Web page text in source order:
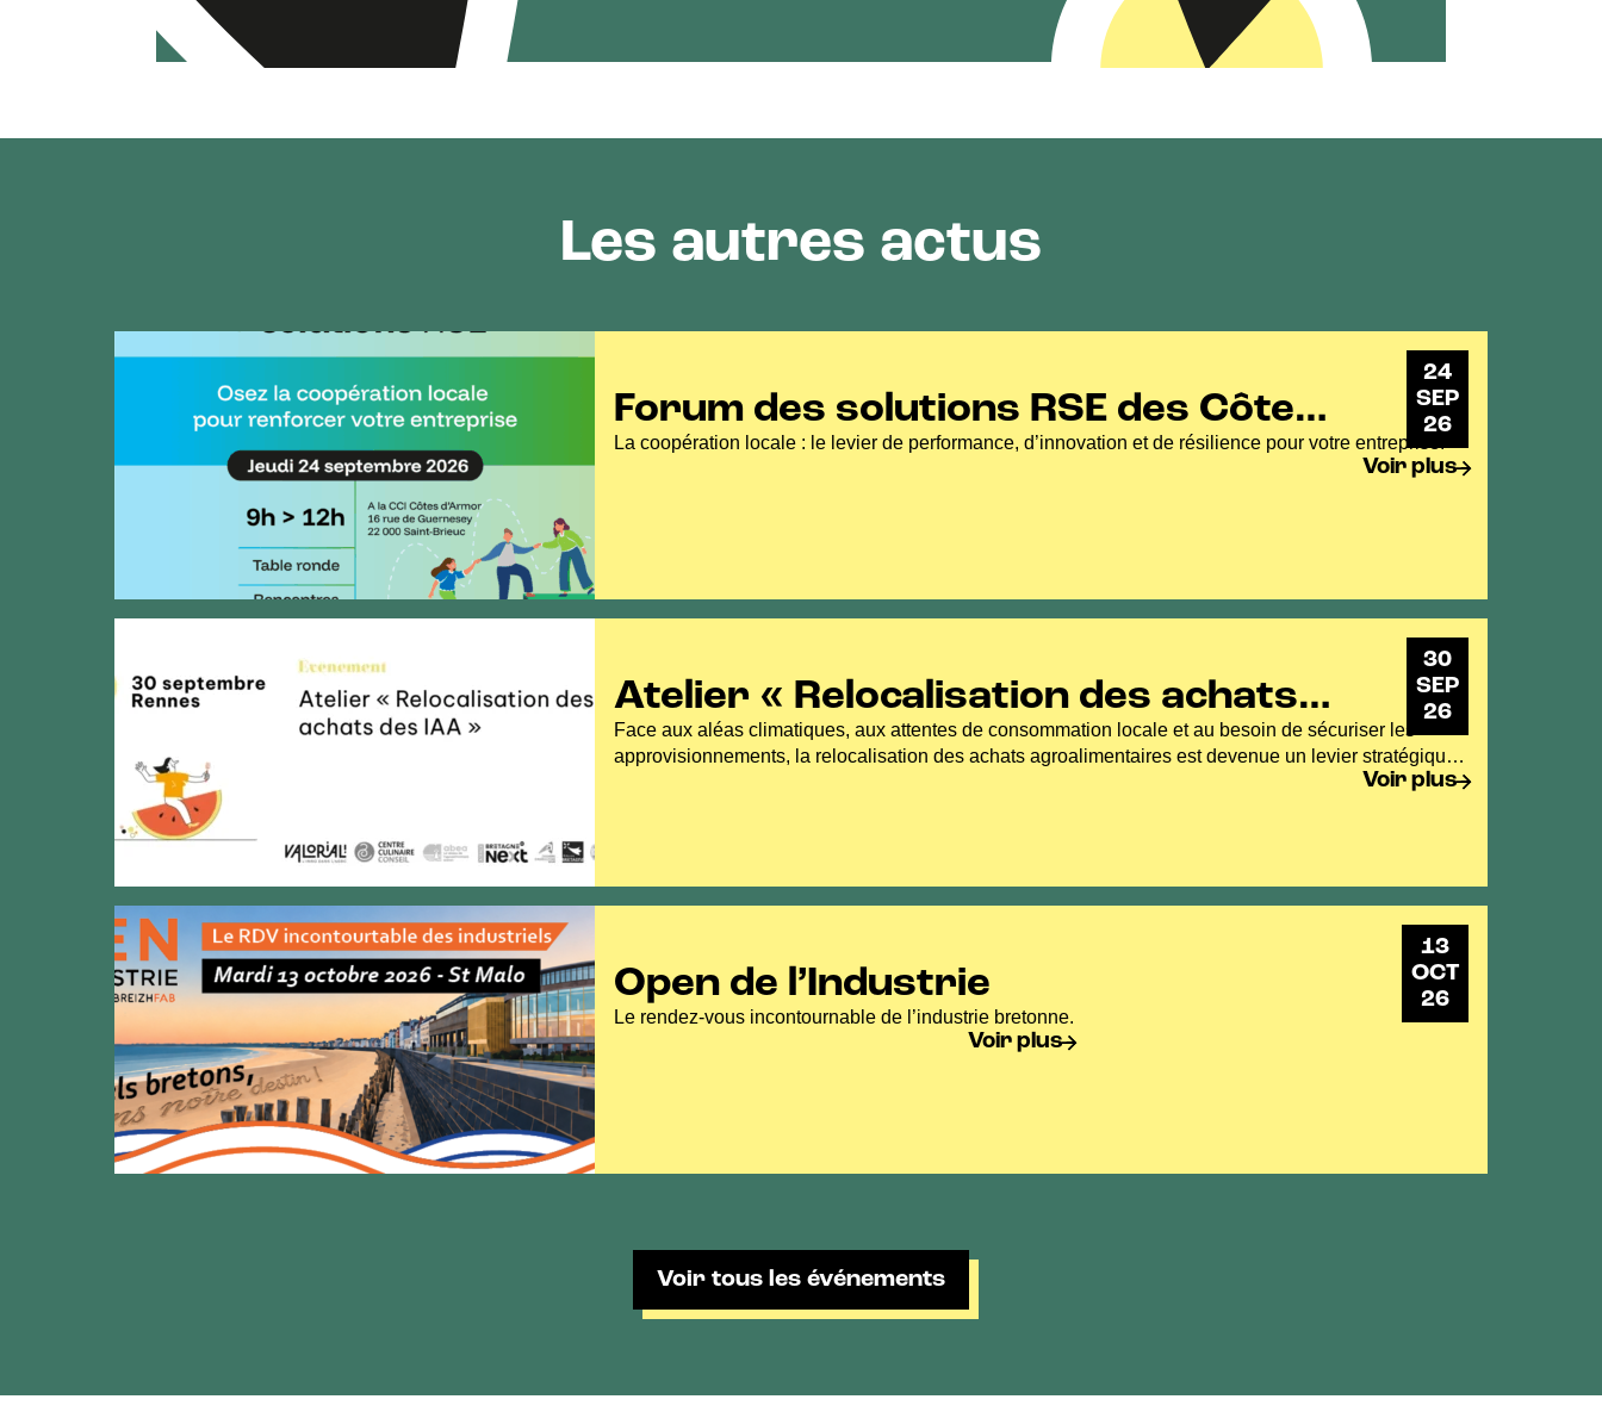
Les autres actus
Forum des solutions RSE des Côtes
d’Armor
La coopération locale : le levier de performance, d’innovation et de résilience pour votre entreprise.
Voir plus
24
SEP
26
Atelier « Relocalisation des achats
des IAA »
Face aux aléas climatiques, aux attentes de consommation locale et au besoin de sécuriser les
approvisionnements, la relocalisation des achats agroalimentaires est devenue un levier stratégique
Voir plus
30
SEP
26
Open de l’Industrie
Le rendez-vous incontournable de l’industrie bretonne.
Voir plus
13
OCT
26
Voir tous les événements